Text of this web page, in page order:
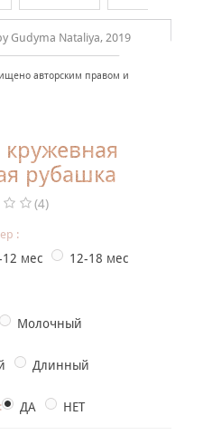
Gudyma Nataliya, 2019
авторским правом и
рубашка
(4)
:
12 мес
12-18 мес
Молочный
Длинный
ДА НЕТ